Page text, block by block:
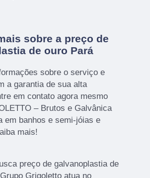
sobre a preço de
de ouro Pará
sobre o serviço e
a garantia de sua alta
em contato agora mesmo
– Brutos e Galvânica
em banhos e semi-jóias e
mais!
preço de galvanoplastia de
Grigoletto atua no